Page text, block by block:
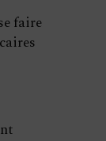
faire